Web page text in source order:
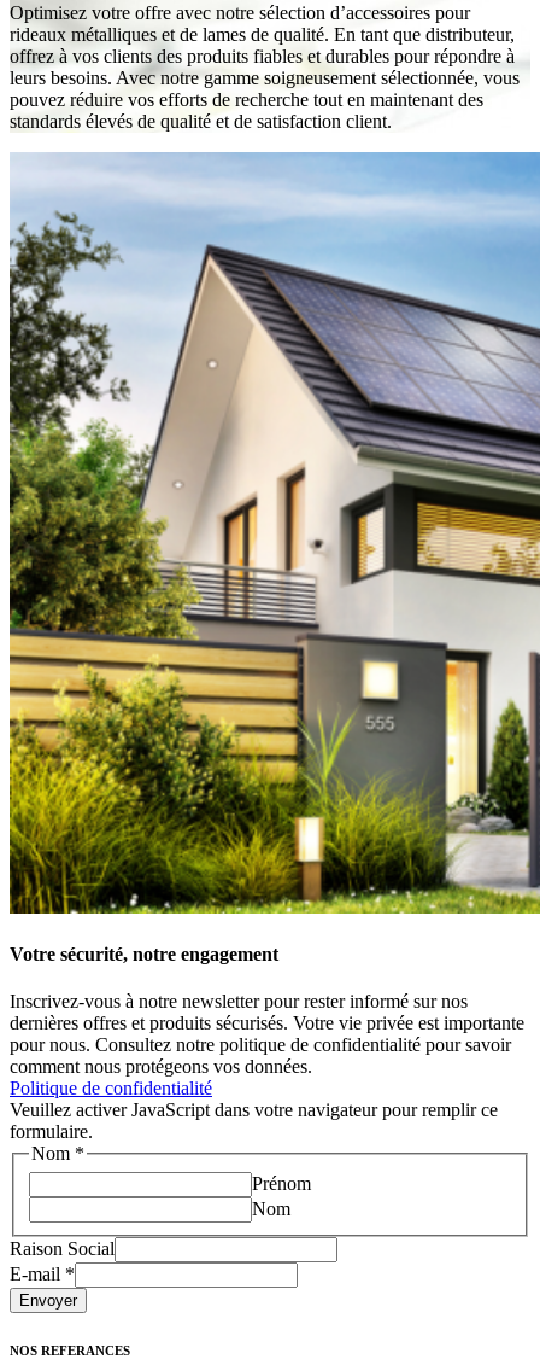
Optimisez votre offre avec notre sélection d’accessoires pour
rideaux métalliques et de lames de qualité. En tant que distributeur,
offrez à vos clients des produits fiables et durables pour répondre à
leurs besoins. Avec notre gamme soigneusement sélectionnée, vous
pouvez réduire vos efforts de recherche tout en maintenant des
standards élevés de qualité et de satisfaction client.
Votre sécurité, notre engagement
Inscrivez-vous à notre newsletter pour rester informé sur nos
dernières offres et produits sécurisés. Votre vie privée est importante
pour nous. Consultez notre politique de confidentialité pour savoir
comment nous protégeons vos données.
Politique de confidentialité
Veuillez activer JavaScript dans votre navigateur pour remplir ce
formulaire.
Nom *
Prénom
Nom
Raison Social
E-mail *
Envoyer
NOS REFERANCES